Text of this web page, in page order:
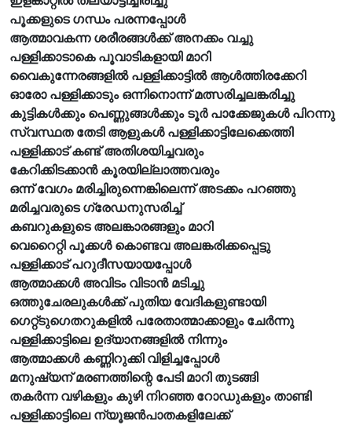
പൂക്കളുടെ ഗന്ധം പരന്നപ്പോൾ
ആത്മാവകന്ന ശരീരങ്ങൾക്ക് അനക്കം വച്ചു
പള്ളിക്കാടാകെ പൂവാടികളായി മാറി
വൈകുന്നേരങ്ങളിൽ പള്ളിക്കാട്ടിൽ ആൾത്തിരക്കേറി
ഓരോ പള്ളിക്കാടും ഒന്നിനൊന്ന് മത്സരിച്ചലങ്കരിച്ചു
കുട്ടികൾക്കും പെണ്ണുങ്ങൾക്കും ടൂർ പാക്കേജുകൾ പിറന്നു
സ്വസ്ഥത തേടി ആളുകൾ പള്ളിക്കാട്ടിലേക്കെത്തി
പള്ളിക്കാട് കണ്ട് അതിശയിച്ചവരും
കേറിക്കിടക്കാൻ കൂരയില്ലാത്തവരും
ഒന്ന് വേഗം മരിച്ചിരുന്നെങ്കിലെന്ന് അടക്കം പറഞ്ഞു
മരിച്ചവരുടെ ഗ്രേഡനുസരിച്ച്
കബറുകളുടെ അലങ്കാരങ്ങളും മാറി
വെറൈറ്റി പൂക്കൾ കൊണ്ടവ അലങ്കരിക്കപ്പെട്ടു
പള്ളിക്കാട് പറുദീസയായപ്പോൾ
ആത്മാക്കൾ അവിടം വിടാൻ മടിച്ചു
ഒത്തുചേരലുകൾക്ക് പുതിയ വേദികളുണ്ടായി
ഗെറ്റ്ടുഗെതറുകളിൽ പരേതാത്മാക്കാളും ചേർന്നു
പള്ളിക്കാട്ടിലെ ഉദ്യാനങ്ങളിൽ നിന്നും
ആത്മാക്കൾ കണ്ണിറുക്കി വിളിച്ചപ്പോൾ
മനുഷ്യന് മരണത്തിന്റെ പേടി മാറി തുടങ്ങി
തകർന്ന വഴികളും കുഴി നിറഞ്ഞ റോഡുകളും താണ്ടി
പള്ളിക്കാട്ടിലെ ന്യൂജൻപാതകളിലേക്ക്